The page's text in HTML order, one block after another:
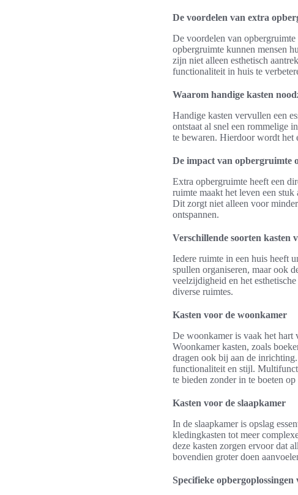
De voordelen van extra
De voordelen van
opbergruimte kunnen mensen
zijn niet alleen esthetisch
functionaliteit in huis te
Waarom handige kasten
Handige kasten vervullen een
ontstaat al snel een rommelige
te bewaren. Hierdoor wordt het
De impact van opbergruimte
Extra opbergruimte heeft een
ruimte maakt het leven een
Dit zorgt niet alleen voor
ontspannen.
Verschillende soorten kasten
Iedere ruimte in een huis heeft
spullen organiseren, maar ook
veelzijdigheid en het
diverse ruimtes.
Kasten voor de woonkamer
De woonkamer is vaak het hart
Woonkamer kasten, zoals
dragen ook bij aan de
functionaliteit en stijl.
te bieden zonder in te boeten
Kasten voor de slaapkamer
In de slaapkamer is opslag
kledingkasten tot meer
deze kasten zorgen ervoor dat
bovendien groter doen
Specifieke opbergoplossingen